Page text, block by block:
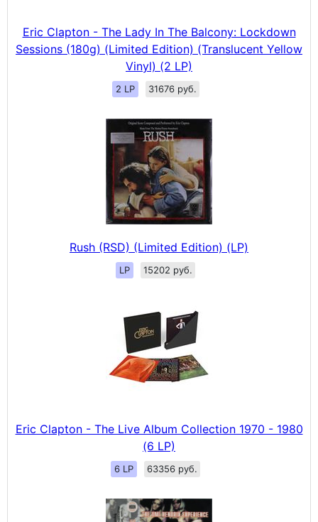
Eric Clapton - The Lady In The Balcony: Lockdown
Sessions (180g) (Limited Edition) (Translucent Yellow
Vinyl) (2 LP)
2 LP 31676 руб.
Rush (RSD) (Limited Edition) (LP)
LP 15202 руб.
Eric Clapton - The Live Album Collection 1970 - 1980
(6 LP)
6 LP 63356 руб.